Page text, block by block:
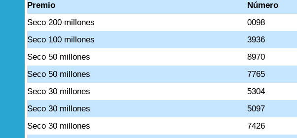
Premio Número
Seco 200 millones
0098
Seco 100 millones
3936
Seco 50 millones
8970
Seco 50 millones
7765
Seco 30 millones
5304
Seco 30 millones
5097
Seco 30 millones
7426